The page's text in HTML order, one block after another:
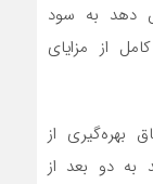
دهد به سود
از مزایای
بهره‌‌‌گیری از
به دو بعد از